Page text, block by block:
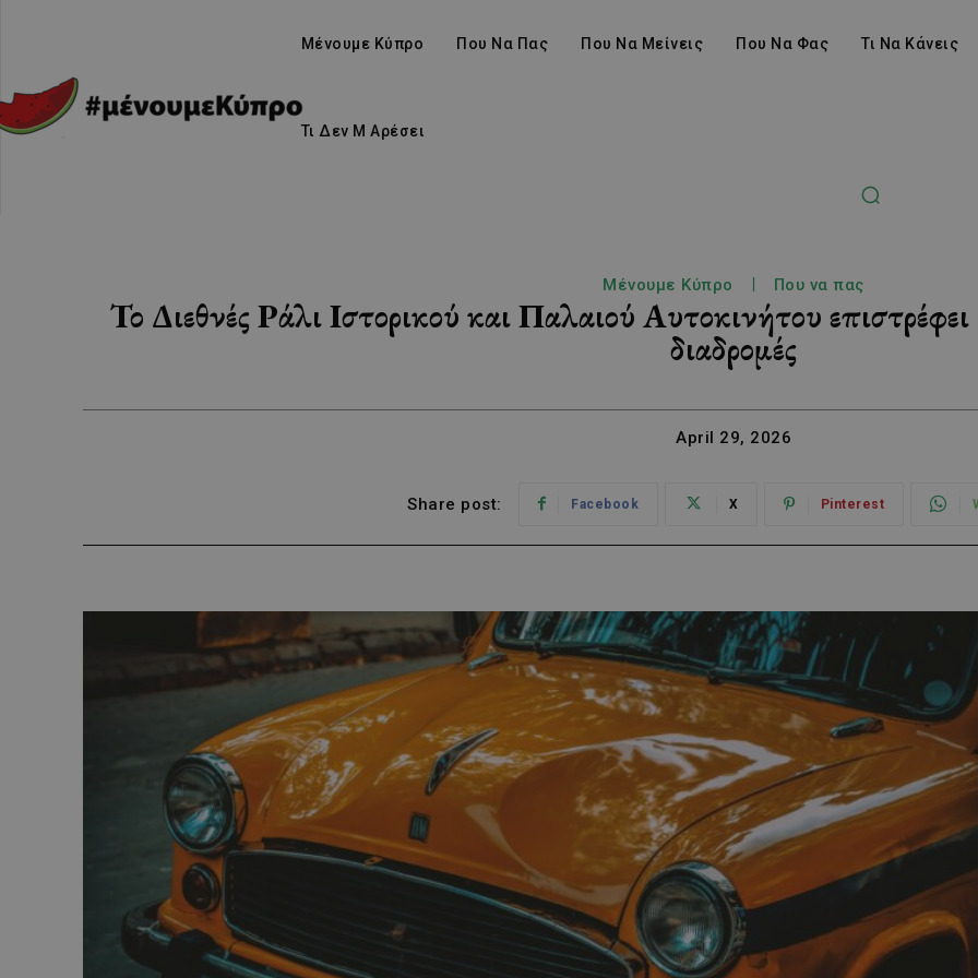
Μένουμε Κύπρο Που Να Πας Που Να Μείνεις Που Να Φας Τι Να Κάνεις
Τι Δεν Μ Αρέσει
Μένουμε Κύπρο Που να πας
Το Διεθνές Ράλι Ιστορικού και Παλαιού Αυτοκινήτου επιστρέφει
διαδρομές
April 29, 2026
Share post: Facebook X Pinterest